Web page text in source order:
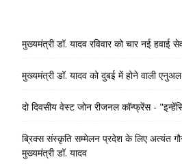
मुख्यमंत्री डॉ. यादव रविवार को चार नई हवाई
मुख्यमंत्री डॉ. यादव को दुबई में होने वाली
दो दिवसीय वेस्ट जोन रीजनल कॉन्फ्रेंस -
ब्रिक्स संस्कृति सम्मेलन प्रदेश के लिए अत्यंत
मुख्यमंत्री डॉ. यादव